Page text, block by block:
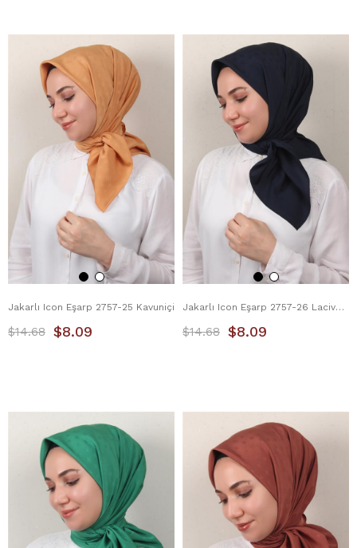
Jakarlı Icon Eşarp 2757-25 Kavuniçi
$8.09
$14.68
Jakarlı Icon Eşarp 2757-26 Lacivert
$8.09
$14.68